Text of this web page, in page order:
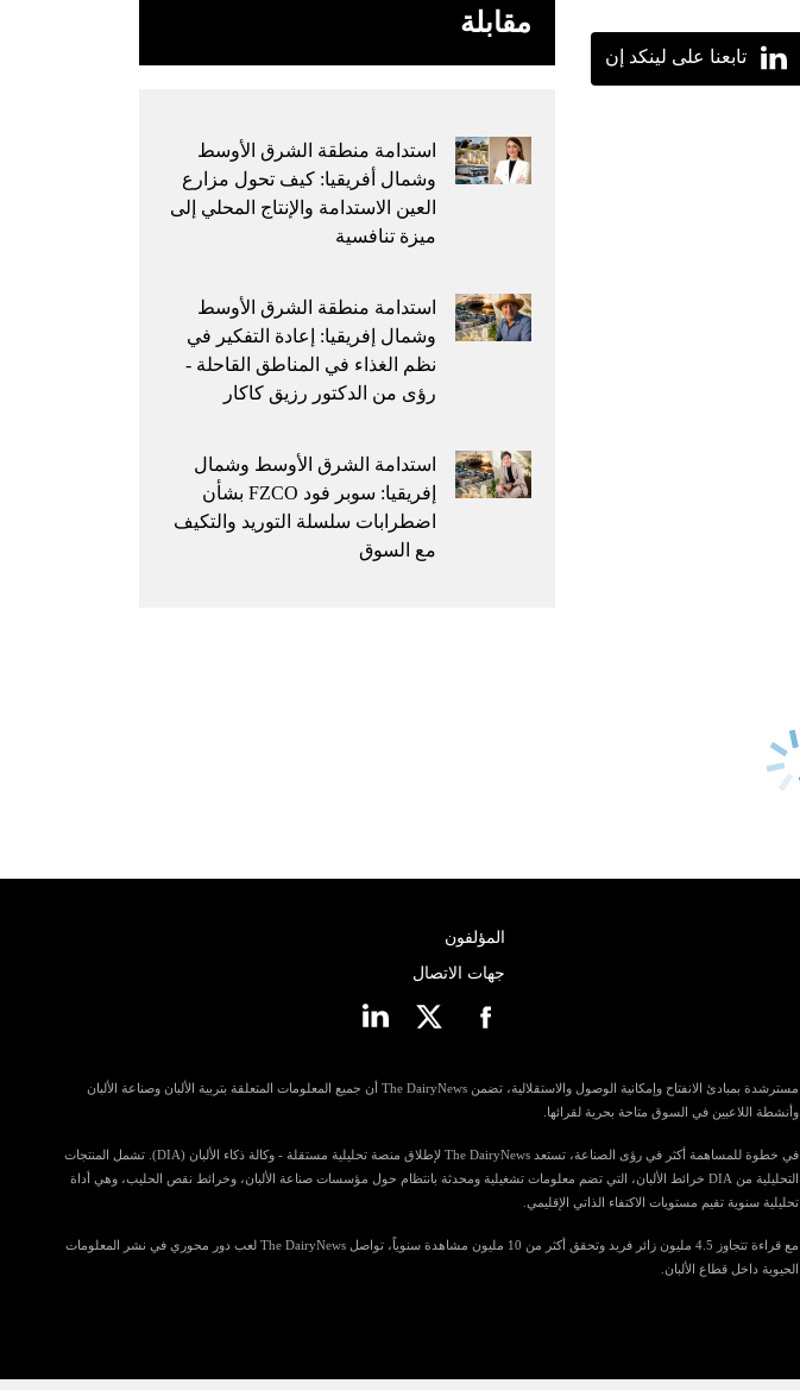
تابعنا على لينكد إن
مقابلة
استدامة منطقة الشرق الأوسط
وشمال أفريقيا: كيف تحول مزارع
العين الاستدامة والإنتاج المحلي إلى
ميزة تنافسية
استدامة منطقة الشرق الأوسط
وشمال إفريقيا: إعادة التفكير في
نظم الغذاء في المناطق القاحلة -
رؤى من الدكتور رزيق كاكار
استدامة الشرق الأوسط وشمال
إفريقيا: سوبر فود FZCO بشأن
اضطرابات سلسلة التوريد والتكيف
مع السوق
المؤلفون
جهات الاتصال
مسترشدة بمبادئ الانفتاح وإمكانية الوصول والاستقلالية، تضمن The DairyNews أن جميع المعلومات المتعلقة بتربية الألبان وصناعة الألبان
وأنشطة اللاعبين في السوق متاحة بحرية لقرائها.
في خطوة للمساهمة أكثر في رؤى الصناعة، تستعد The DairyNews لإطلاق منصة تحليلية مستقلة - وكالة ذكاء الألبان (DIA). تشمل المنتجات
التحليلية من DIA خرائط الألبان، التي تضم معلومات تشغيلية ومحدثة بانتظام حول مؤسسات صناعة الألبان، وخرائط نقص الحليب، وهي أداة
تحليلية سنوية تقيم مستويات الاكتفاء الذاتي الإقليمي.
مع قراءة تتجاوز 4.5 مليون زائر فريد وتحقق أكثر من 10 مليون مشاهدة سنوياً، تواصل The DairyNews لعب دور محوري في نشر المعلومات
الحيوية داخل قطاع الألبان.